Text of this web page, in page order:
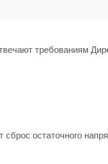
требованиям
остаточного